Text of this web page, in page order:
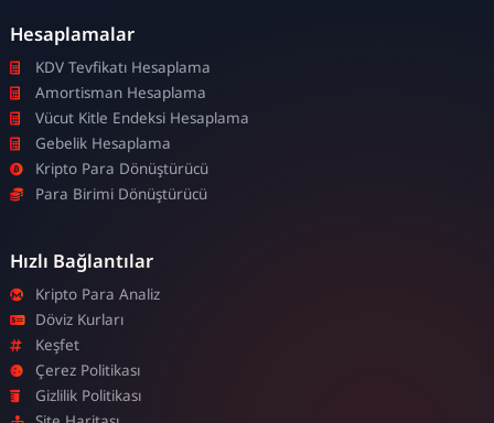
Hesaplamalar
KDV Tevfikatı Hesaplama
Amortisman Hesaplama
Vücut Kitle Endeksi Hesaplama
Gebelik Hesaplama
Kripto Para Dönüştürücü
Para Birimi Dönüştürücü
Hızlı Bağlantılar
Kripto Para Analiz
Döviz Kurları
Keşfet
Çerez Politikası
Gizlilik Politikası